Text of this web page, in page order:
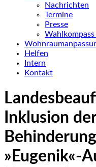
Nachrichten
Termine
Presse
Helfen
Intern
Kontakt
Inklusion
»Eugenik«-